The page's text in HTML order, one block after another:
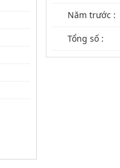
Năm trước :
Tổng số :